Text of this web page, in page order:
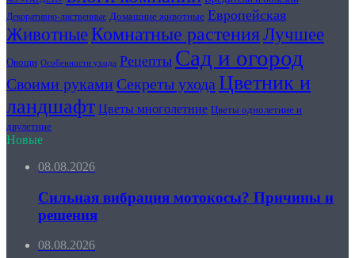
Декоративно-лиственные Домашние животные Европейская
ЖивотныеКомнатные растенияЛучшее
Овощи Особенности ухода Рецепты Сад и огород
Своими руками Секреты ухода Цветник и
ландшафт Цветы многолетние Цветы однолетние и
двулетние
Новые
08.08.2026
Сильная вибрация мотокосы? Причины и
решения
08.08.2026